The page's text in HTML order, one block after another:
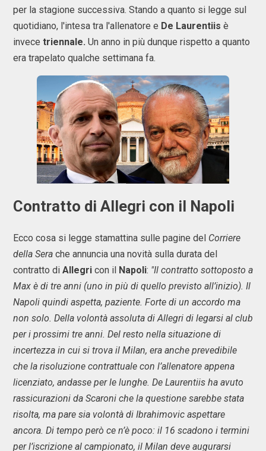
per la stagione successiva. Stando a quanto si legge sul
quotidiano, l'intesa tra l'allenatore e De Laurentiis è
invece triennale. Un anno in più dunque rispetto a quanto
era trapelato qualche settimana fa.
Contratto di Allegri con il Napoli
Ecco cosa si legge stamattina sulle pagine del Corriere
della Sera che annuncia una novità sulla durata del
contratto di Allegri con il Napoli: "Il contratto sottoposto a
Max è di tre anni (uno in più di quello previsto all’inizio). Il
Napoli quindi aspetta, paziente. Forte di un accordo ma
non solo. Della volontà assoluta di Allegri di legarsi al club
per i prossimi tre anni. Del resto nella situazione di
incertezza in cui si trova il Milan, era anche prevedibile
che la risoluzione contrattuale con l’allenatore appena
licenziato, andasse per le lunghe. De Laurentiis ha avuto
rassicurazioni da Scaroni che la questione sarebbe stata
risolta, ma pare sia volontà di Ibrahimovic aspettare
ancora. Di tempo però ce n’è poco: il 16 scadono i termini
per l’iscrizione al campionato, il Milan deve augurarsi